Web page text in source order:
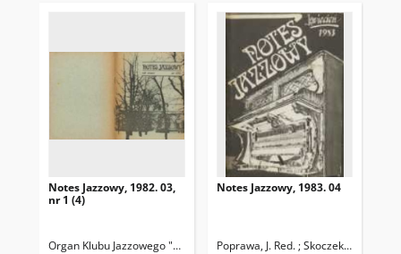
Notes Jazzowy, 1982. 03,
nr 1 (4)
Organ Klubu Jazzowego "Rotunda" Skoczek, T. Red.
Notes Jazzowy, 1983. 04
Poprawa, J. Red. ; Skoczek T. Red.